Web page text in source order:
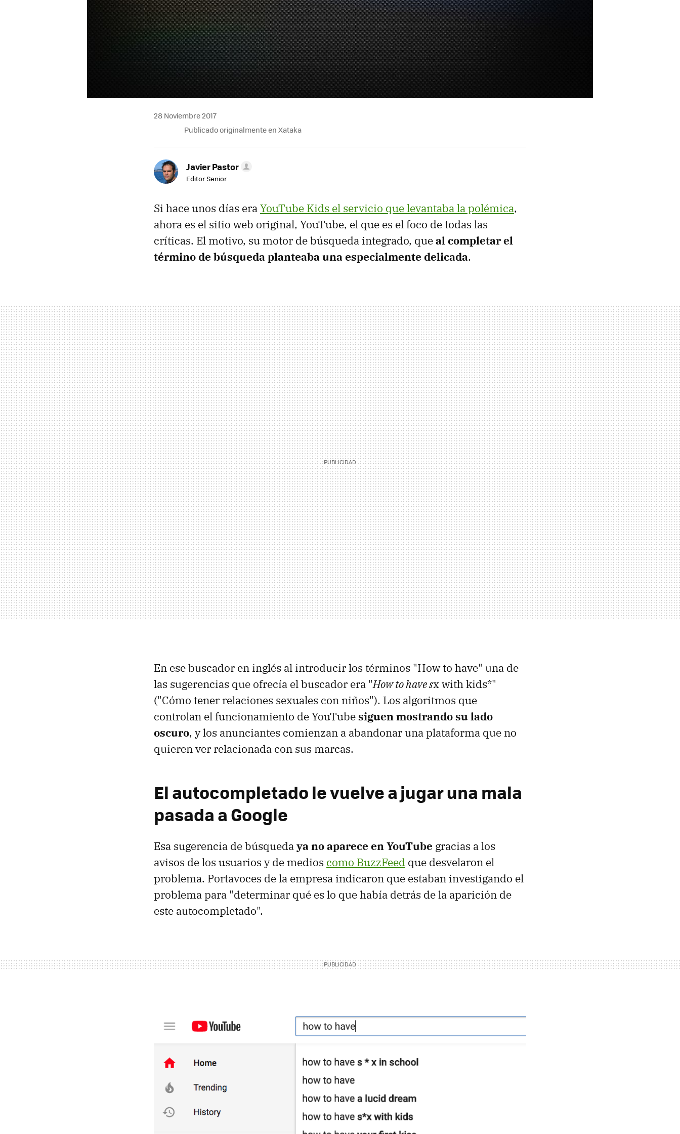
28 Noviembre 2017
Publicado originalmente en Xataka
Javier Pastor
Editor Senior
Si hace unos días eraYouTube Kids el servicio que levantaba la polémica,
ahora es el sitio web original, YouTube, el que es el foco de todas las
críticas. El motivo, su motor de búsqueda integrado, queal completar el
término de búsqueda planteaba una especialmente delicada.
En ese buscador en inglés al introducir los términos "How to have" una de
las sugerencias que ofrecía el buscador era "How to have sx with kids*"
("Cómo tener relaciones sexuales con niños"). Los algoritmos que
controlan el funcionamiento de YouTubesiguen mostrando su lado
oscuro, y los anunciantes comienzan a abandonar una plataforma que no
quieren ver relacionada con sus marcas.
El autocompletado le vuelve a jugar una mala
pasada a Google
Esa sugerencia de búsquedaya no aparece en YouTube gracias a los
avisos de los usuarios y de medios como BuzzFeed que desvelaron el
problema. Portavoces de la empresa indicaron que estaban investigando el
problema para "determinar qué es lo que había detrás de la aparición de
este autocompletado".